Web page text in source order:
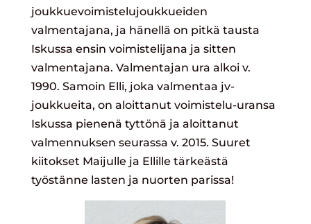
joukkuevoimistelujoukkueiden
valmentajana, ja hänellä on pitkä tausta
Iskussa ensin voimistelijana ja sitten
valmentajana. Valmentajan ura alkoi v.
1990. Samoin Elli, joka valmentaa jv-
joukkueita, on aloittanut voimistelu-uransa
Iskussa pienenä tyttönä ja aloittanut
valmennuksen seurassa v. 2015. Suuret
kiitokset Maijulle ja Ellille tärkeästä
työstänne lasten ja nuorten parissa!